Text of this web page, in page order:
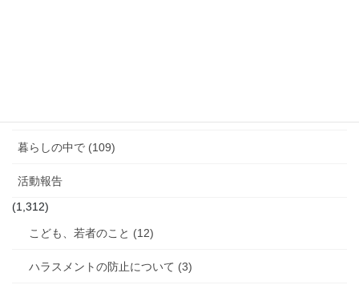
暮らしの中で (109)
活動報告
(1,312)
こども、若者のこと (12)
ハラスメントの防止について (3)